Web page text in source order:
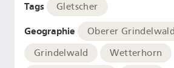
Tags Gletscher
Geographie
Oberer
Grindelwald
Wetterhorn